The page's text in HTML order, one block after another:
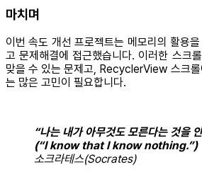
마치며
이번 속도 개선 프로젝트는 메모리의 활용
고 문제해결에 접근했습니다. 이러한 스크
맞을 수 있는 문제고, RecyclerView 스크롤
는 많은 고민이 필요합니다.
“나는 내가 아무것도 모른다는 것을
(“I know that I know nothing.”)
소크라테스(Socrates)